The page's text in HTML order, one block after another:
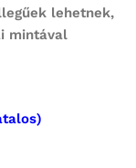
lehetnek,
mintával